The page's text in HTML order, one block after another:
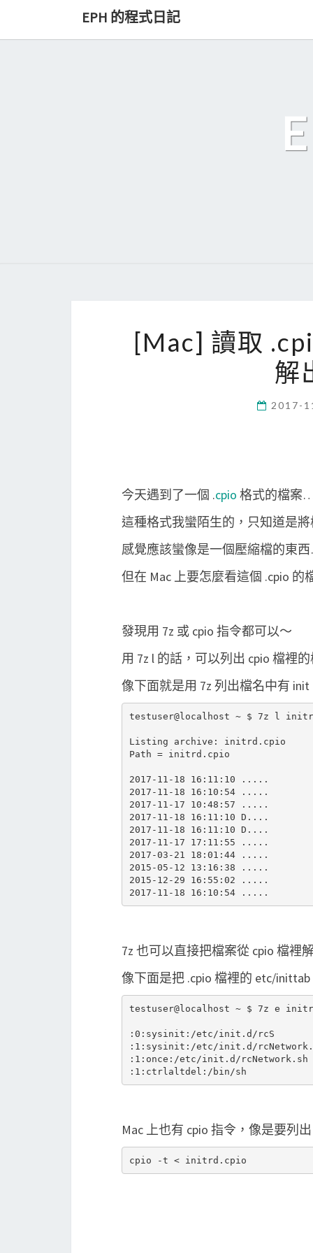
EPH 的程式日記
[Mac] 讀取
解
2017-
今天遇到了一個 .cpio 格式的檔案
這種格式我蠻陌生的，只知道是
感覺應該蠻像是一個壓縮檔的東
但在 Mac 上要怎麼看這個 .cpio 的
發現用 7z 或 cpio 指令都可以～
用 7z l 的話，可以列出 cpio 檔裡
像下面就是用 7z 列出檔名中有
testuser@localhost ~ $ 7z l
Listing archive: initrd.cpio
Path = initrd.cpio
2017-11-18 16:11:10 .....
2017-11-18 16:10:54 .....
2017-11-17 10:48:57 .....
2017-11-18 16:11:10 D....
2017-11-18 16:11:10 D....
2017-11-17 17:11:55 .....
2017-03-21 18:01:44 .....
2015-05-12 13:16:38 .....
2015-12-29 16:55:02 .....
7z 也可以直接把檔案從 cpio 檔裡
像下面是把 .cpio 檔裡的 etc/
testuser@localhost ~ $ 7z e
:0:sysinit:/etc/init.d/rcS
:1:sysinit:/etc/init.d/
:1:once:/etc/init.d/
Mac 上也有 cpio 指令，像是要列